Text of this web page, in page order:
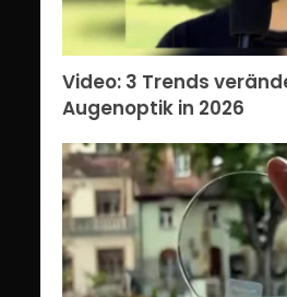
Video: 3 Trends
Augenoptik in 2026